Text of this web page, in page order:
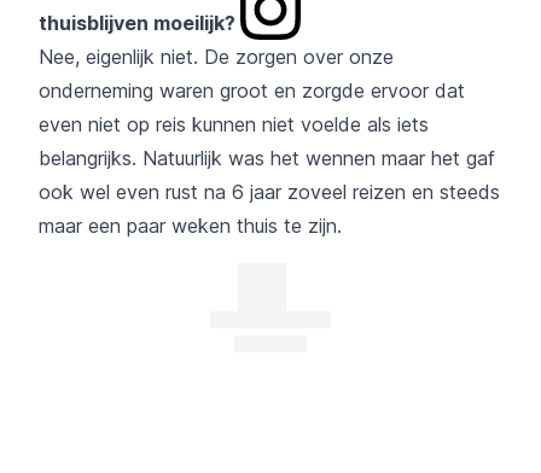
thuisblijven moeilijk?
Nee, eigenlijk niet. De zorgen over onze
onderneming waren groot en zorgde ervoor dat
even niet op reis kunnen niet voelde als iets
belangrijks. Natuurlijk was het wennen maar het gaf
ook wel even rust na 6 jaar zoveel reizen en steeds
maar een paar weken thuis te zijn.